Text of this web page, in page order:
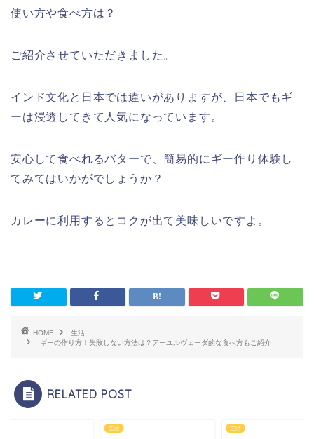
使い方や食べ方は？
ご紹介させていただきました。
インド文化と日本では違いがありますが、日本でもギ
ーは浸透してきて人気になっています。
安心して食べれるバターで、簡易的にギー作り体験し
てみてはいかがでしょうか？
カレーに利用するとコクが出て美味しいですよ。
HOME
生活
ギーの作り方！失敗しない方法は？アーユルヴェーダ的な食べ方もご紹介
RELATED POST
生活 生活